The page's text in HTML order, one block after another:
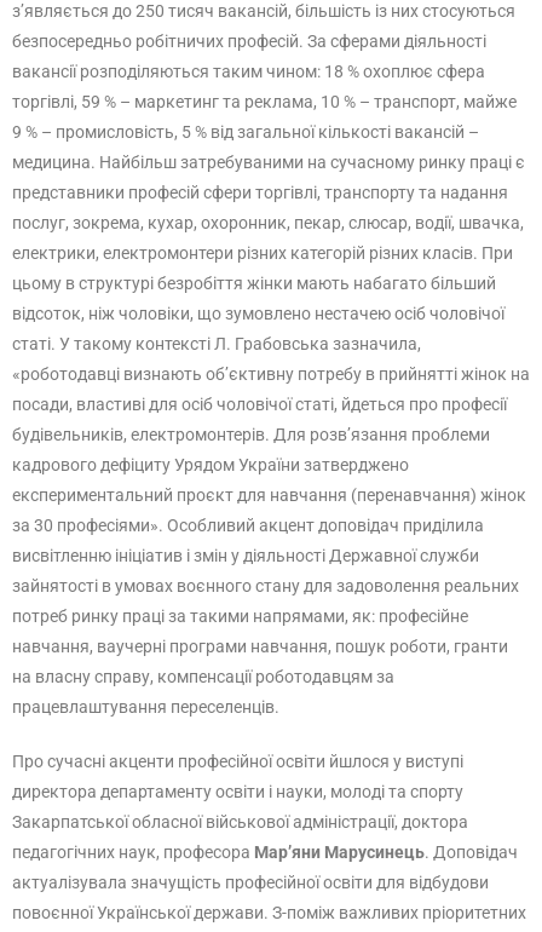
з’являється до 250 тисяч вакансій, більшість із них стосуються
безпосередньо робітничих професій. За сферами діяльності
вакансії розподіляються таким чином: 18 % охоплює сфера
торгівлі, 59 % – маркетинг та реклама, 10 % – транспорт, майже
9 % – промисловість, 5 % від загальної кількості вакансій –
медицина. Найбільш затребуваними на сучасному ринку праці є
представники професій сфери торгівлі, транспорту та надання
послуг, зокрема, кухар, охоронник, пекар, слюсар, водії, швачка,
електрики, електромонтери різних категорій різних класів. При
цьому в структурі безробіття жінки мають набагато більший
відсоток, ніж чоловіки, що зумовлено нестачею осіб чоловічої
статі. У такому контексті Л. Грабовська зазначила,
«роботодавці визнають об’єктивну потребу в прийнятті жінок на
посади, властиві для осіб чоловічої статі, йдеться про професії
будівельників, електромонтерів. Для розв’язання проблеми
кадрового дефіциту Урядом України затверджено
експериментальний проєкт для навчання (перенавчання) жінок
за 30 професіями». Особливий акцент доповідач приділила
висвітленню ініціатив і змін у діяльності Державної служби
зайнятості в умовах воєнного стану для задоволення реальних
потреб ринку праці за такими напрямами, як: професійне
навчання, ваучерні програми навчання, пошук роботи, гранти
на власну справу, компенсації роботодавцям за
працевлаштування переселенців.
Про сучасні акценти професійної освіти йшлося у виступі
директора департаменту освіти і науки, молоді та спорту
Закарпатської обласної військової адміністрації, доктора
педагогічних наук, професора Мар’яни Марусинець. Доповідач
актуалізувала значущість професійної освіти для відбудови
повоєнної Української держави. З-поміж важливих пріоритетних